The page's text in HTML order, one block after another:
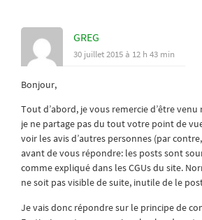
GREG
30 juillet 2015 à 12 h 43 min
Bonjour,
Tout d’abord, je vous remercie d’être
je ne partage pas du tout votre point de
voir les avis d’autres personnes (par
avant de vous répondre: les posts sont
comme expliqué dans les CGUs du site.
ne soit pas visible de suite, inutile de le
Je vais donc répondre sur le principe de